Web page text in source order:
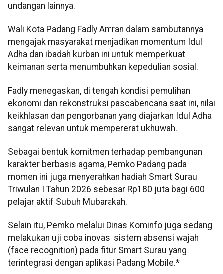
undangan lainnya.
Wali Kota Padang Fadly Amran dalam sambutannya
mengajak masyarakat menjadikan momentum Idul
Adha dan ibadah kurban ini untuk memperkuat
keimanan serta menumbuhkan kepedulian sosial.
Fadly menegaskan, di tengah kondisi pemulihan
ekonomi dan rekonstruksi pascabencana saat ini, nilai
keikhlasan dan pengorbanan yang diajarkan Idul Adha
sangat relevan untuk mempererat ukhuwah.
Sebagai bentuk komitmen terhadap pembangunan
karakter berbasis agama, Pemko Padang pada
momen ini juga menyerahkan hadiah Smart Surau
Triwulan I Tahun 2026 sebesar Rp180 juta bagi 600
pelajar aktif Subuh Mubarakah.
Selain itu, Pemko melalui Dinas Kominfo juga sedang
melakukan uji coba inovasi sistem absensi wajah
(face recognition) pada fitur Smart Surau yang
terintegrasi dengan aplikasi Padang Mobile.*